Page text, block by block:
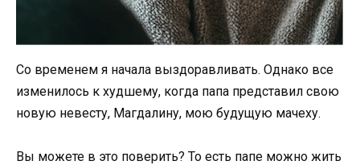
Со временем я начала выздоравливать. Однако все
изменилось к худшему, когда папа представил свою
новую невесту, Магдалину, мою будущую мачеху.
Вы можете в это поверить? То есть папе можно жить